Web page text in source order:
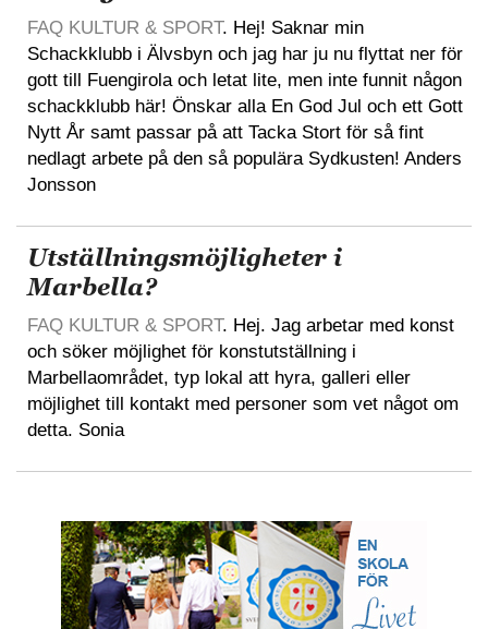
FAQ KULTUR & SPORT. Hej! Saknar min
Schackklubb i Älvsbyn och jag har ju nu flyttat ner för
gott till Fuengirola och letat lite, men inte funnit någon
schackklubb här! Önskar alla En God Jul och ett Gott
Nytt År samt passar på att Tacka Stort för så fint
nedlagt arbete på den så populära Sydkusten! Anders
Jonsson
Utställningsmöjligheter i
Marbella?
FAQ KULTUR & SPORT. Hej. Jag arbetar med konst
och söker möjlighet för konstutställning i
Marbellaområdet, typ lokal att hyra, galleri eller
möjlighet till kontakt med personer som vet något om
detta. Sonia